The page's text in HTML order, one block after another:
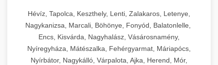
Hévíz, Tapolca, Keszthely, Lenti, Zalakaros, Letenye,
Nagykanizsa, Marcali, Böhönye, Fonyód, Balatonlelle,
Encs, Kisvárda, Nagyhalász, Vásárosnamény,
Nyíregyháza, Mátészalka, Fehérgyarmat, Máriapócs,
Nyírbátor, Nagykálló, Várpalota, Ajka, Herend, Mór,